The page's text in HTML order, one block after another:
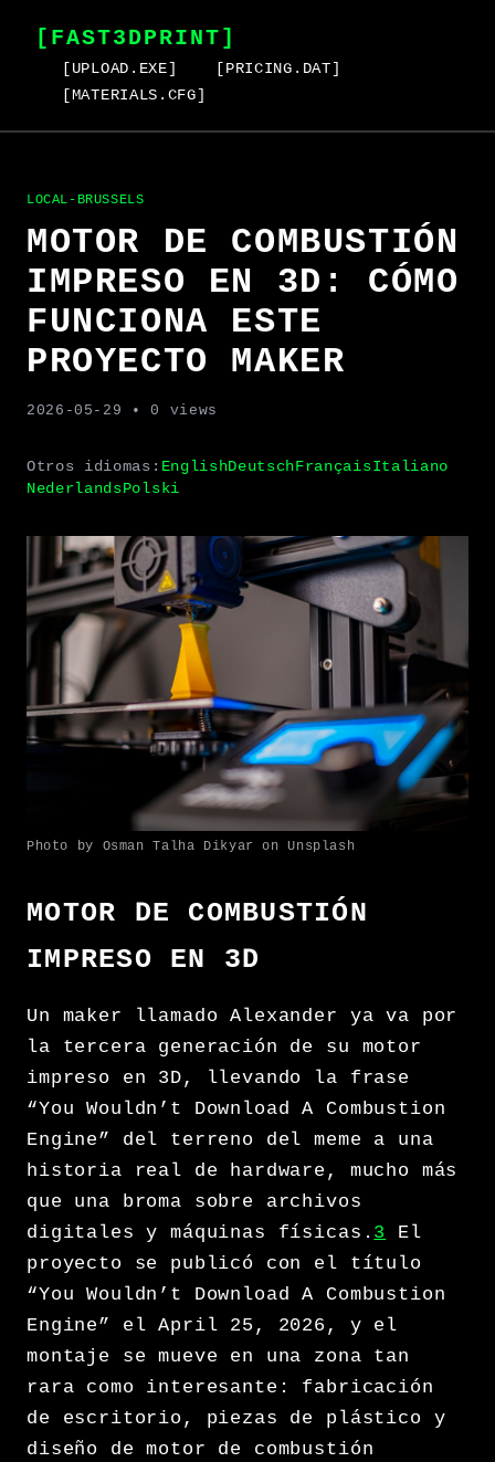
[FAST3DPRINT]
[UPLOAD.EXE]
[PRICING.DAT]
[MATERIALS.CFG]
LOCAL-BRUSSELS
MOTOR DE COMBUSTIÓN
IMPRESO EN 3D: CÓMO
FUNCIONA ESTE
PROYECTO MAKER
2026-05-29 • 0 views
Otros idiomas: EnglishDeutschFrançaisItaliano
NederlandsPolski
Photo by Osman Talha Dikyar on Unsplash
MOTOR DE COMBUSTIÓN
IMPRESO EN 3D
Un maker llamado Alexander ya va por
la tercera generación de su motor
impreso en 3D, llevando la frase
“You Wouldn’t Download A Combustion
Engine” del terreno del meme a una
historia real de hardware, mucho más
que una broma sobre archivos
digitales y máquinas físicas. 3
El
proyecto se publicó con el título
“You Wouldn’t Download A Combustion
Engine” el April 25, 2026, y el
montaje se mueve en una zona tan
rara como interesante: fabricación
de escritorio, piezas de plástico y
diseño de motor de combustión